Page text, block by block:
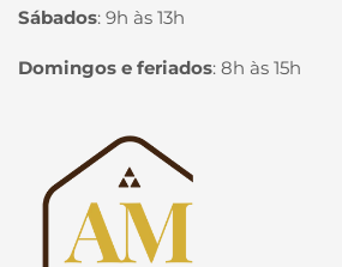
Sábados: 9h às 13h
Domingos e feriados: 8h às 15h
Página inicial